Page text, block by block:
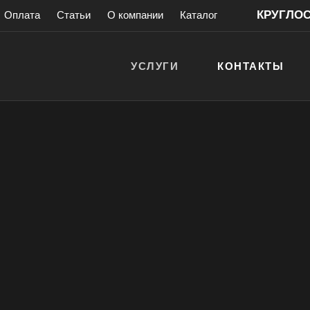
Оплата Статьи О компании Каталог
УСЛУГИ КОНТАКТЫ